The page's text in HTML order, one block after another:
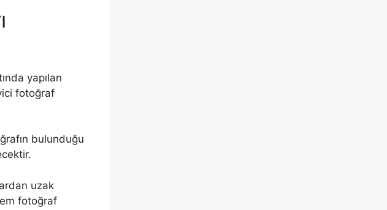
yapılan
fotoğraf
bulunduğu
uzak
fotoğraf